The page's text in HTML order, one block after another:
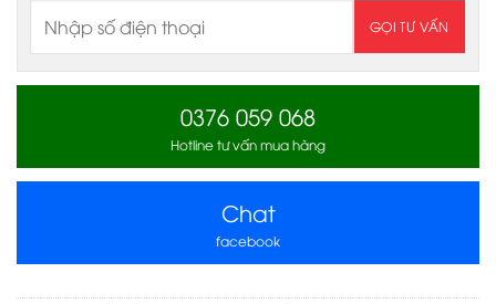
0376 059 068
Hotline tư vấn mua hàng
Chat
facebook